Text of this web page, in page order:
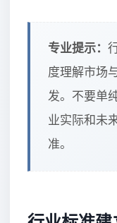
专业提示：
度理解市场
发。不要单
业实际和未
准。